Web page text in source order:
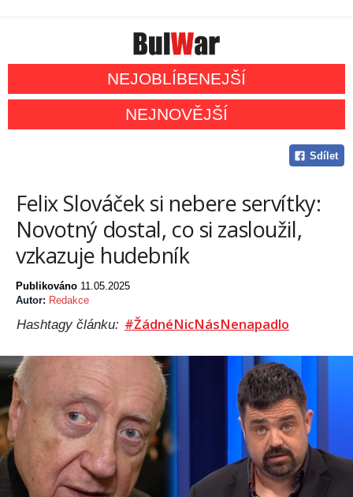
NEJOBLÍBENEJŠÍ
NEJNOVĚJŠÍ
Sdílet
Felix Slováček si nebere servítky:
Novotný dostal, co si zasloužil,
vzkazuje hudebník
Publikováno 11.05.2025
Autor: Redakce
Hashtagy článku: #ŽádnéNicNásNenapadlo